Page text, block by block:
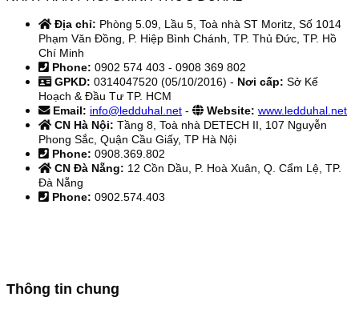
Địa chỉ: Phòng 5.09, Lầu 5, Toà nhà ST Moritz, Số 1014
Phạm Văn Đồng, P. Hiệp Bình Chánh, TP. Thủ Đức, TP. Hồ
Chí Minh
Phone: 0902 574 403 - 0908 369 802
GPKD: 0314047520 (05/10/2016) - Nơi cấp: Sở Kế
Hoạch & Đầu Tư TP. HCM
Email: info@ledduhal.net - Website: www.ledduhal.net
CN Hà Nội: Tầng 8, Toà nhà DETECH II, 107 Nguyễn
Phong Sắc, Quận Cầu Giấy, TP Hà Nội
Phone: 0908.369.802
CN Đà Nẵng: 12 Cồn Dầu, P. Hoà Xuân, Q. Cẩm Lệ, TP.
Đà Nẵng
Phone: 0902.574.403
Thông tin chung